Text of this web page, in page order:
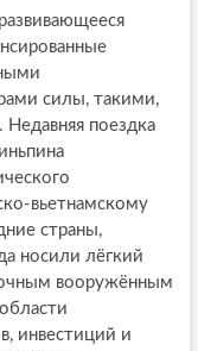
силы, такими,
поездка
вьетнамскому
страны,
носили лёгкий
вооружённым
инвестиций и